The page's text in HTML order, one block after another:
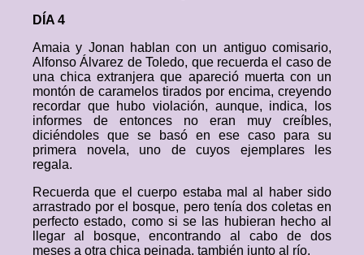
DÍA 4
Amaia y Jonan hablan con un antiguo comisario,
Alfonso Álvarez de Toledo, que recuerda el caso de
una chica extranjera que apareció muerta con un
montón de caramelos tirados por encima, creyendo
recordar que hubo violación, aunque, indica, los
informes de entonces no eran muy creíbles,
diciéndoles que se basó en ese caso para su
primera novela, uno de cuyos ejemplares les
regala.
Recuerda que el cuerpo estaba mal al haber sido
arrastrado por el bosque, pero tenía dos coletas en
perfecto estado, como si se las hubieran hecho al
llegar al bosque, encontrando al cabo de dos
meses a otra chica peinada, también junto al río.